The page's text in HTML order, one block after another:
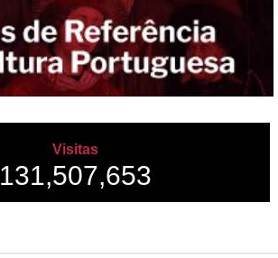
Visitas
131,507,653